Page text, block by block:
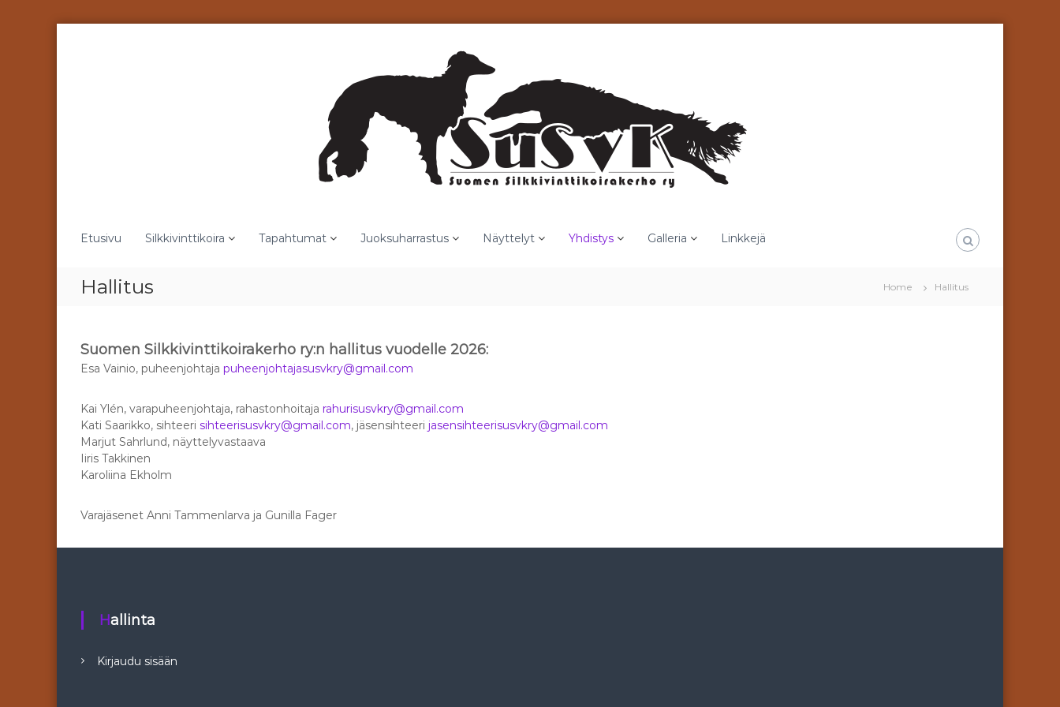
Etusivu Silkkivinttikoira Tapahtumat Juoksuharrastus Näyttelyt Yhdistys Galleria Linkkejä
Hallitus Home Hallitus
Suomen Silkkivinttikoirakerho ry:n hallitus vuodelle 2026:
Esa Vainio, puheenjohtaja puheenjohtajasusvkry@gmail.com
Kai Ylén, varapuheenjohtaja, rahastonhoitaja rahurisusvkry@gmail.com
Kati Saarikko, sihteeri sihteerisusvkry@gmail.com, jäsensihteeri jasensihteerisusvkry@gmail.com
Marjut Sahrlund, näyttelyvastaava
Iiris Takkinen
Karoliina Ekholm
Varajäsenet Anni Tammenlarva ja Gunilla Fager
Hallinta
Kirjaudu sisään